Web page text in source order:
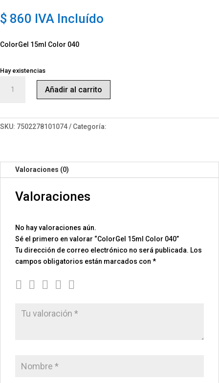
$ 860 IVA Incluído
ColorGel 15ml Color 040
Hay existencias
15ml
cantidad
Añadir al carrito
SKU: 7502278101074 Categoría:
Valoraciones (0)
Valoraciones
No hay valoraciones aún.
Sé el primero en valorar “ColorGel 15ml Color 040”
Tu dirección de correo electrónico no será publicada. Los
campos obligatorios están marcados con *